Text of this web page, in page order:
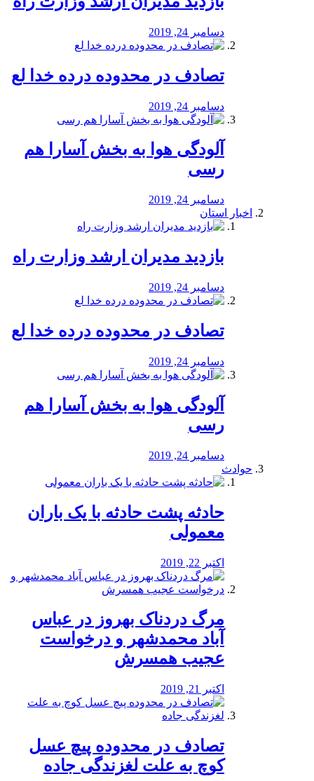
دسامبر 24, 2019
تصادف در محدوده درده خدا لع
دسامبر 24, 2019
آلودگی هوا به بخش آسارا هم
رسی
دسامبر 24, 2019
اخبار استان
بازدید مدیران ارشد وزارت راه
دسامبر 24, 2019
تصادف در محدوده درده خدا لع
دسامبر 24, 2019
آلودگی هوا به بخش آسارا هم
رسی
دسامبر 24, 2019
حوادث
️حادثه پشت حادثه با یک باران
معمولی
اکتبر 22, 2019
مرگ دردناک بهروز در عباس
آباد محمدشهر و درخواست
عجیب همسرش
اکتبر 21, 2019
تصادف در محدوده پیچ عسل
کوچ به علت لغزندگی جاده